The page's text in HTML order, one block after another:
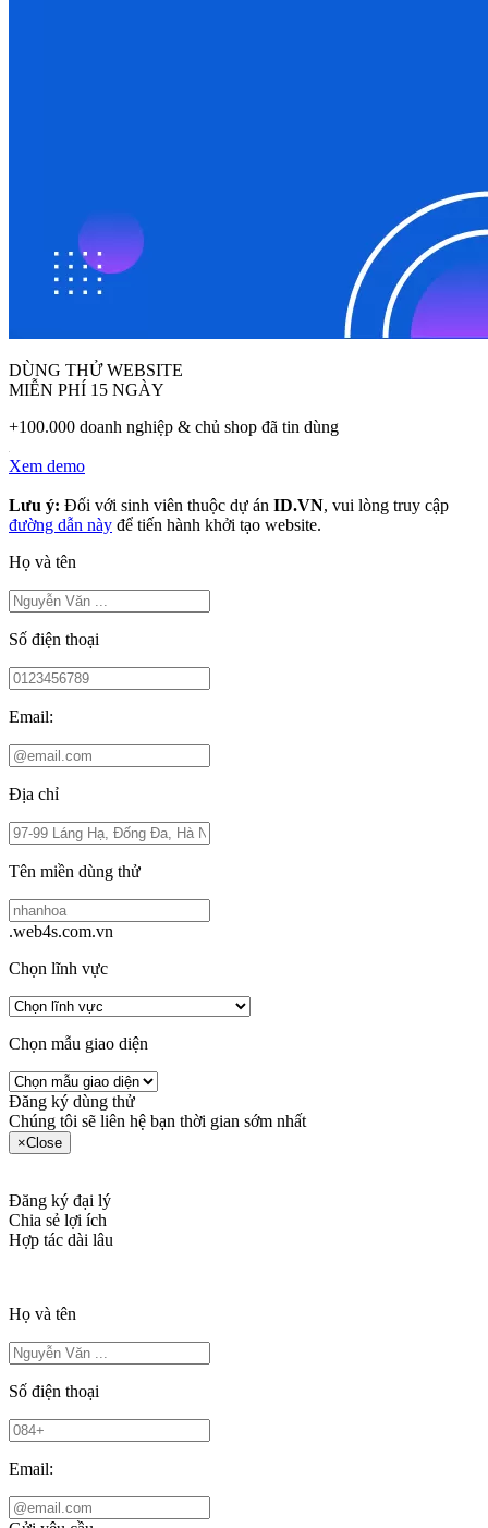
DÙNG THỬ WEBSITE
MIỄN PHÍ 15 NGÀY
+100.000 doanh nghiệp & chủ shop đã tin dùng
Xem demo
Lưu ý: Đối với sinh viên thuộc dự án ID.VN, vui lòng truy cập
đường dẫn này để tiến hành khởi tạo website.
Họ và tên
Số điện thoại
Email:
Địa chỉ
Tên miền dùng thử
.web4s.com.vn
Chọn lĩnh vực
Chọn mẫu giao diện
Đăng ký dùng thử
Chúng tôi sẽ liên hệ bạn thời gian sớm nhất
×Close
Đăng ký đại lý
Chia sẻ lợi ích
Hợp tác dài lâu
Họ và tên
Số điện thoại
Email: